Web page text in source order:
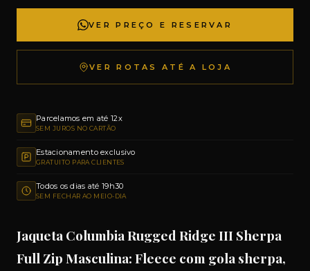
VER PREÇO E RESERVAR
VER ROTAS ATÉ A LOJA
Parcelamos em até 12x
SEM JUROS NO CARTÃO
Estacionamento exclusivo
GRATUITO PARA CLIENTES
Todos os dias até 19h30
SEM FECHAR AO MEIO-DIA
Jaqueta Columbia Rugged Ridge III Sherpa
Full Zip Masculina: Fleece com gola sherpa,